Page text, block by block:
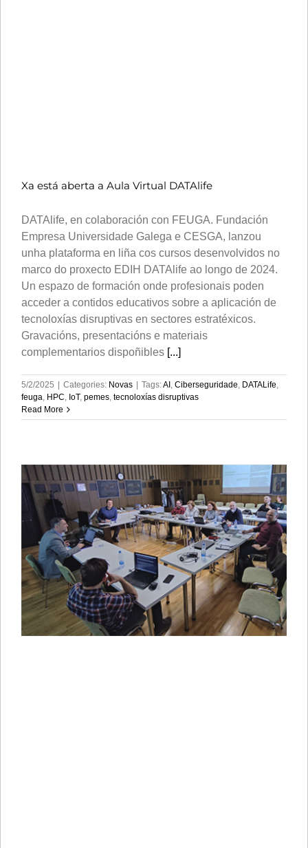
Xa está aberta a Aula Virtual DATAlife
DATAlife, en colaboración con FEUGA. Fundación
Empresa Universidade Galega e CESGA, lanzou
unha plataforma en liña cos cursos desenvolvidos no
marco do proxecto EDIH DATAlife ao longo de 2024.
Un espazo de formación onde profesionais poden
acceder a contidos educativos sobre a aplicación de
tecnoloxías disruptivas en sectores estratéxicos.
Gravacións, presentacións e materiais
complementarios dispoñibles [...]
5/2/2025 | Categories: Novas | Tags:AI Ciberseguridade DATALife
feuga HPC IoT, pemes tecnoloxías disruptivas
Read More